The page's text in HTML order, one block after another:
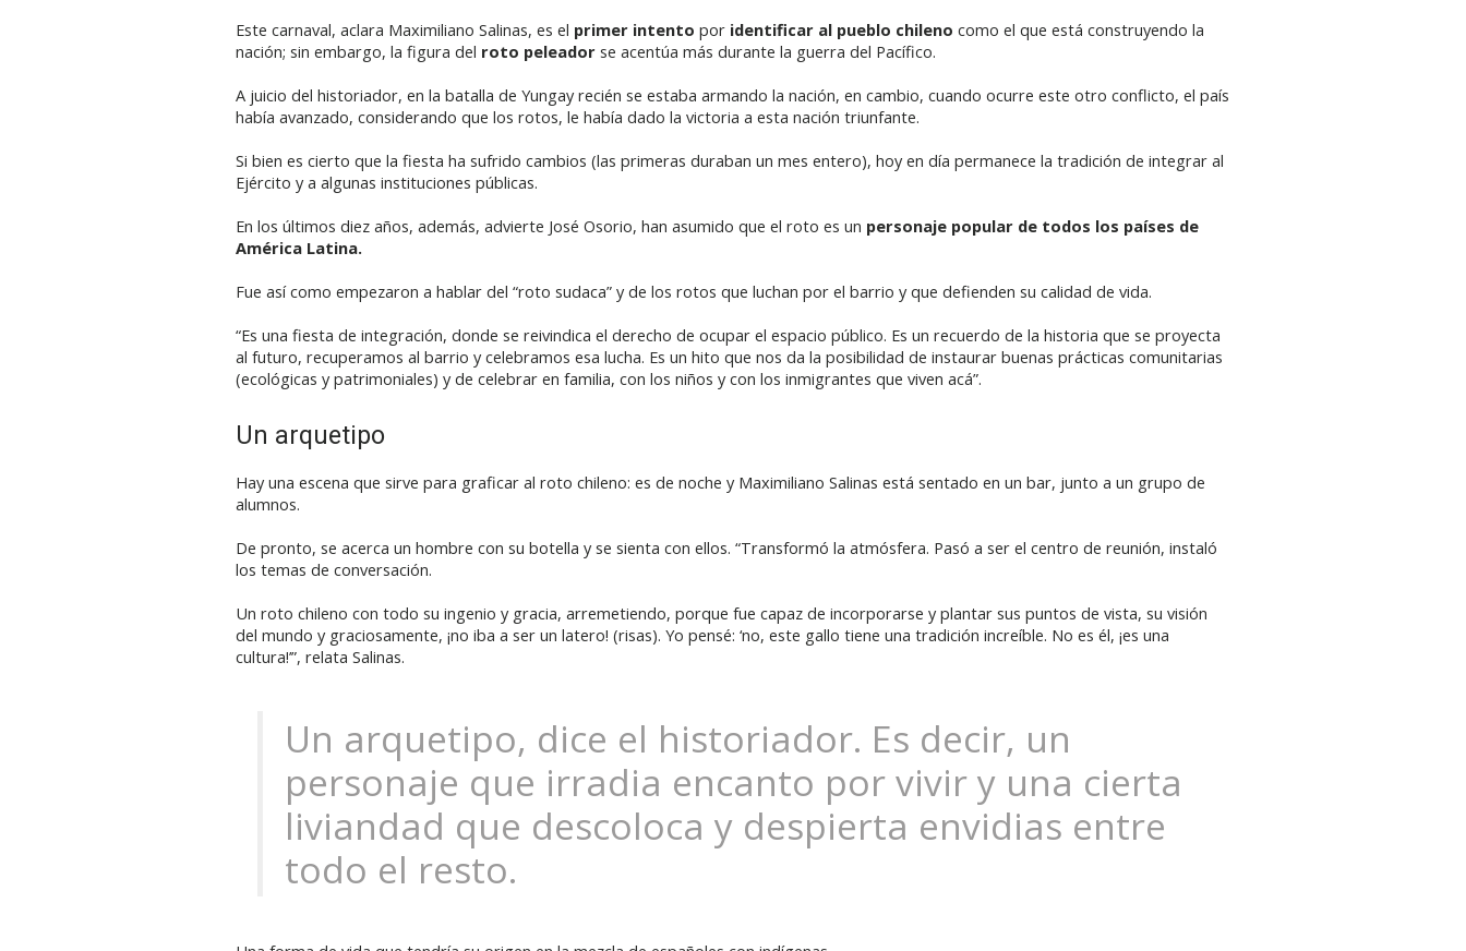
Este carnaval, aclara Maximiliano Salinas, es el primer intento por identificar al pueblo chileno como el que está construyendo la
nación; sin embargo, la figura del roto peleador se acentúa más durante la guerra del Pacífico.
A juicio del historiador, en la batalla de Yungay recién se estaba armando la nación, en cambio, cuando ocurre este otro conflicto, el país
había avanzado, considerando que los rotos, le había dado la victoria a esta nación triunfante.
Si bien es cierto que la fiesta ha sufrido cambios (las primeras duraban un mes entero), hoy en día permanece la tradición de integrar al
Ejército y a algunas instituciones públicas.
En los últimos diez años, además, advierte José Osorio, han asumido que el roto es un personaje popular de todos los países de
América Latina.
Fue así como empezaron a hablar del “roto sudaca” y de los rotos que luchan por el barrio y que defienden su calidad de vida.
“Es una fiesta de integración, donde se reivindica el derecho de ocupar el espacio público. Es un recuerdo de la historia que se proyecta
al futuro, recuperamos al barrio y celebramos esa lucha. Es un hito que nos da la posibilidad de instaurar buenas prácticas comunitarias
(ecológicas y patrimoniales) y de celebrar en familia, con los niños y con los inmigrantes que viven acá”.
Un arquetipo
Hay una escena que sirve para graficar al roto chileno: es de noche y Maximiliano Salinas está sentado en un bar, junto a un grupo de
alumnos.
De pronto, se acerca un hombre con su botella y se sienta con ellos. “Transformó la atmósfera. Pasó a ser el centro de reunión, instaló
los temas de conversación.
Un roto chileno con todo su ingenio y gracia, arremetiendo, porque fue capaz de incorporarse y plantar sus puntos de vista, su visión
del mundo y graciosamente, ¡no iba a ser un latero! (risas). Yo pensé: ‘no, este gallo tiene una tradición increíble. No es él, ¡es una
cultura!’”, relata Salinas.
Un arquetipo, dice el historiador. Es decir, un
personaje que irradia encanto por vivir y una cierta
liviandad que descoloca y despierta envidias entre
todo el resto.